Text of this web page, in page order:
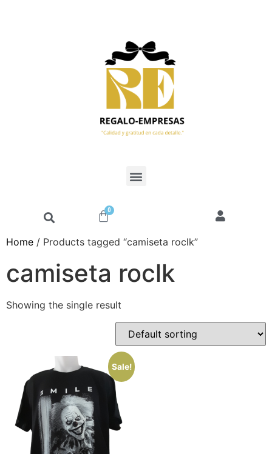
0
Home / Products tagged “camiseta roclk”
camiseta roclk
Showing the single result
Sale!